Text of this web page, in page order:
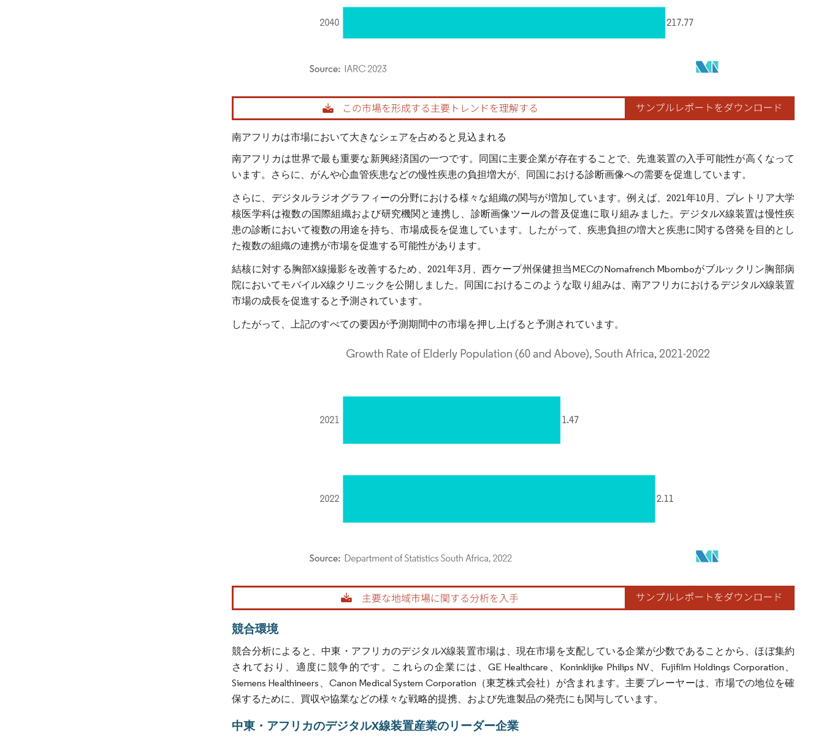
画像 © Mordor Intelligence。再利用にはCC BY 4.0の表示が必要です。
南アフリカは市場において大きなシェアを占めると見込まれる
南アフリカは世界で最も重要な新興経済国の一つです。同国に主要企業が存在することで、先進装置の入手可能性が高くなって
います。さらに、がんや心血管疾患などの慢性疾患の負担増大が、同国における診断画像への需要を促進しています。
さらに、デジタルラジオグラフィーの分野における様々な組織の関与が増加しています。例えば、2021年10月、プレトリア大学
核医学科は複数の国際組織および研究機関と連携し、診断画像ツールの普及促進に取り組みました。デジタルX線装置は慢性疾
患の診断において複数の用途を持ち、市場成長を促進しています。したがって、疾患負担の増大と疾患に関する啓発を目的とし
た複数の組織の連携が市場を促進する可能性があります。
結核に対する胸部X線撮影を改善するため、2021年3月、西ケープ州保健担当MECのNomafrench Mbomboがブルックリン胸部病
院においてモバイルX線クリニックを公開しました。同国におけるこのような取り組みは、南アフリカにおけるデジタルX線装置
市場の成長を促進すると予測されています。
したがって、上記のすべての要因が予測期間中の市場を押し上げると予測されています。
画像 © Mordor Intelligence。再利用にはCC BY 4.0の表示が必要です。
競合環境
競合分析によると、中東・アフリカのデジタルX線装置市場は、現在市場を支配している企業が少数であることから、ほぼ集約
されており、適度に競争的です。これらの企業には、GE Healthcare、Koninklijke Philips NV、Fujifilm Holdings Corporation、
Siemens Healthineers、Canon Medical System Corporation（東芝株式会社）が含まれます。主要プレーヤーは、市場での地位を確
保するために、買収や協業などの様々な戦略的提携、および先進製品の発売にも関与しています。
中東・アフリカのデジタルX線装置産業のリーダー企業